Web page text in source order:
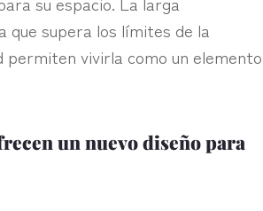
que supera los límites de la
permiten vivirla como un elemento
un nuevo diseño para